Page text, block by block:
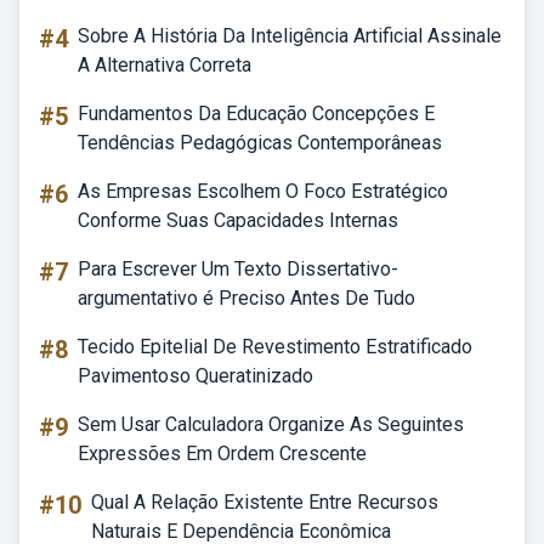
#4 Sobre A História Da Inteligência Artificial Assinale
A Alternativa Correta
#5 Fundamentos Da Educação Concepções E
Tendências Pedagógicas Contemporâneas
#6 As Empresas Escolhem O Foco Estratégico
Conforme Suas Capacidades Internas
#7 Para Escrever Um Texto Dissertativo-
argumentativo é Preciso Antes De Tudo
#8 Tecido Epitelial De Revestimento Estratificado
Pavimentoso Queratinizado
#9 Sem Usar Calculadora Organize As Seguintes
Expressões Em Ordem Crescente
#10 Qual A Relação Existente Entre Recursos
Naturais E Dependência Econômica